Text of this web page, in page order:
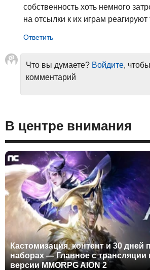
собственность хоть немного
на отсылки к их играм реагируют
Что вы думаете? Войдите,
комментарий
В центре внимания
Кастомизация, контент и 30 дней
наборах — Главное с трансляции
версии MMORPG AION 2